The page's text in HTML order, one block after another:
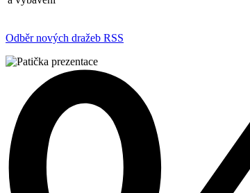
Odběr nových dražeb RSS